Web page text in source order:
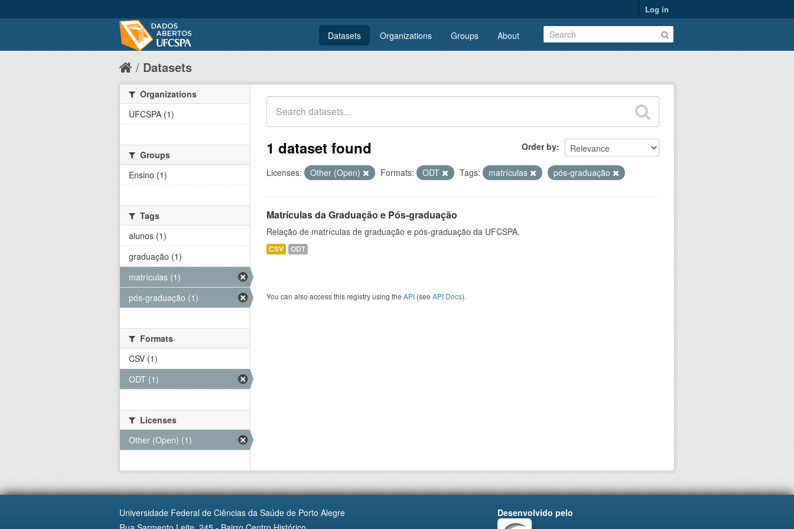
Log in
Datasets Organizations Groups About
Datasets
Order by
1 dataset found
Licenses: Other (Open) Formats: ODT Tags: matrículas pós-graduação
Matrículas da Graduação e Pós-graduação
Relação de matrículas de graduação e pós-graduação da UFCSPA.
CSV ODT
You can also access this registry using the API (see API Docs).
Organizations
UFCSPA (1)
Groups
Ensino (1)
Tags
alunos (1)
graduação (1)
matrículas (1)
pós-graduação (1)
Formats
CSV (1)
ODT (1)
Licenses
Other (Open) (1)
Universidade Federal de Ciências da Saúde de Porto Alegre
Desenvolvido pelo